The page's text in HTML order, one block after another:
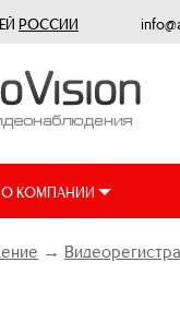
РОССИИ
О КОМПАНИИ
→